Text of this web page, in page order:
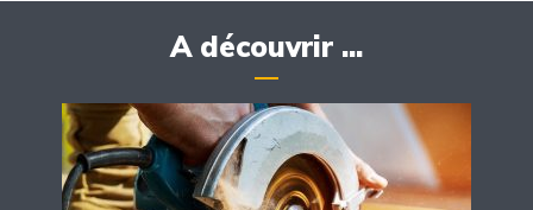
A découvrir ...